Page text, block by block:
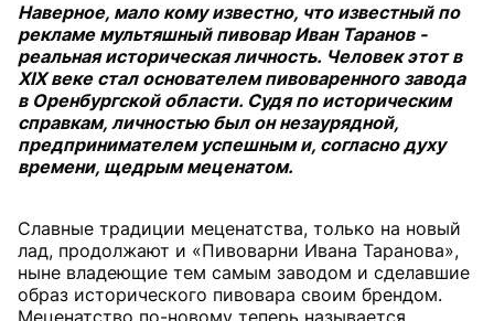
Наверное, мало кому известно, что известный по
рекламе мультяшный пивовар Иван Таранов -
реальная историческая личность. Человек этот в
XIX веке стал основателем пивоваренного завода
в Оренбургской области. Судя по историческим
справкам, личностью был он незаурядной,
предпринимателем успешным и, согласно духу
времени, щедрым меценатом.
Славные традиции меценатства, только на новый
лад, продолжают и «Пивоварни Ивана Таранова»,
ныне владеющие тем самым заводом и сделавшие
образ исторического пивовара своим брендом.
Меценатство по-новому теперь называется